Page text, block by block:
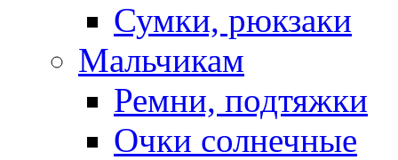
Сумки, рюкзаки
Мальчикам
Ремни, подтяжки
Очки солнечные